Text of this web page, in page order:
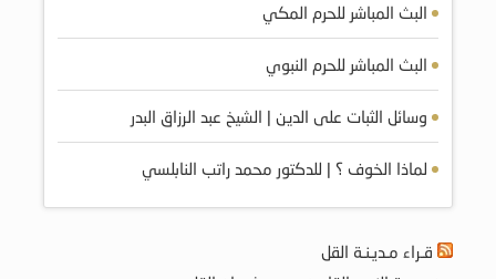
البث المباشر للحرم المكي
البث المباشر للحرم النبوي
وسائل الثبات على الدين | الشيخ عبد الرزاق البدر
لماذا الخوف ؟ | للدكتور محمد راتب النابلسي
قـراء مـديـنـة القل